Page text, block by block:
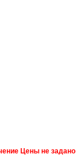
Цены не задано